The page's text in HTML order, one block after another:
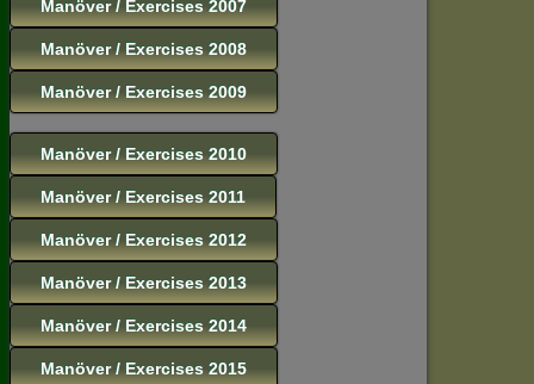
Manöver / Exercises 2007
Manöver / Exercises 2008
Manöver / Exercises 2009
Manöver / Exercises 2010
Manöver / Exercises 2011
Manöver / Exercises 2012
Manöver / Exercises 2013
Manöver / Exercises 2014
Manöver / Exercises 2015